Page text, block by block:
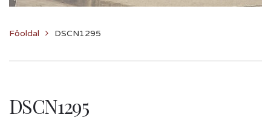
Főoldal DSCN1295
DSCN1295